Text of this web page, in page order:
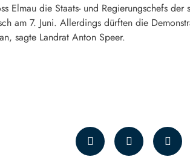
Elmau die Staats- und Regierungschefs
am 7. Juni. Allerdings dürften die
sagte Landrat Anton Speer.